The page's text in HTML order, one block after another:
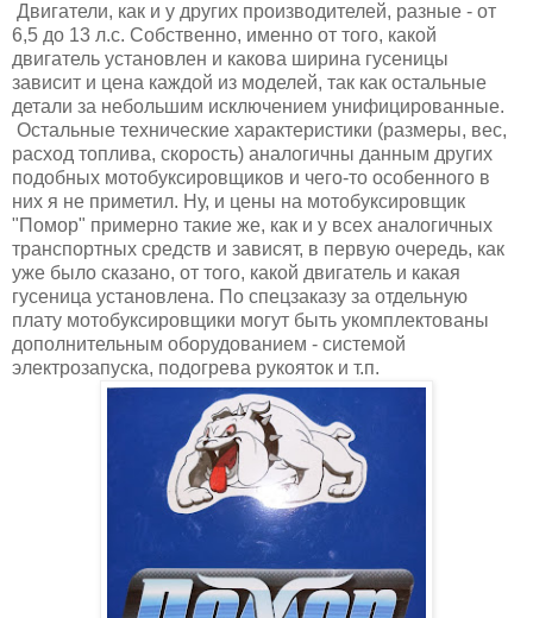
Двигатели, как и у других производителей, разные - от
6,5 до 13 л.с. Собственно, именно от того, какой
двигатель установлен и какова ширина гусеницы
зависит и цена каждой из моделей, так как остальные
детали за небольшим исключением унифицированные.
Остальные технические характеристики (размеры, вес,
расход топлива, скорость) аналогичны данным других
подобных мотобуксировщиков и чего-то особенного в
них я не приметил. Ну, и цены на мотобуксировщик
"Помор" примерно такие же, как и у всех аналогичных
транспортных средств и зависят, в первую очередь, как
уже было сказано, от того, какой двигатель и какая
гусеница установлена. По спецзаказу за отдельную
плату мотобуксировщики могут быть укомплектованы
дополнительным оборудованием - системой
электрозапуска, подогрева рукояток и т.п.